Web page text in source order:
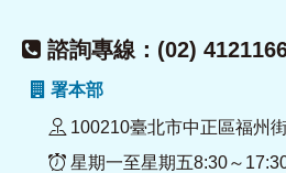
諮詢專線：(02)
署本部
100210臺北市中正區福州
星期一至星期五8:30～